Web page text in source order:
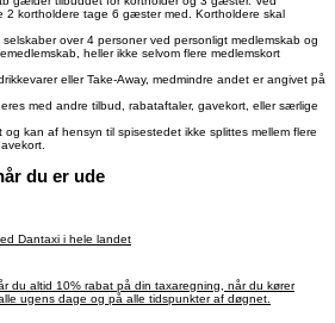
2 kortholdere tage 6 gæster med. Kortholdere skal
over 4 personer ved personligt medlemskab og
heller ikke selvom flere medlemskort
eller Take-Away, medmindre andet er angivet på
med andre tilbud, rabataftaler, gavekort, eller særlige
kan af hensyn til spisestedet ikke splittes mellem flere
du er ude
Dantaxi i hele landet
du altid 10% rabat på din taxaregning, når du kører
ugens dage og på alle tidspunkter af døgnet.